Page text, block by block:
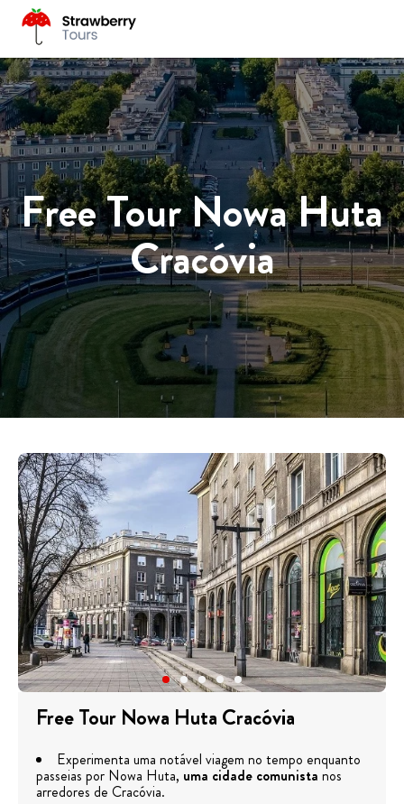
Free Tour Nowa Huta
Cracóvia
Free Tour Nowa Huta Cracóvia
Experimenta uma notável viagem no tempo enquanto
passeias por Nowa Huta, uma cidade comunista nos
arredores de Cracóvia.